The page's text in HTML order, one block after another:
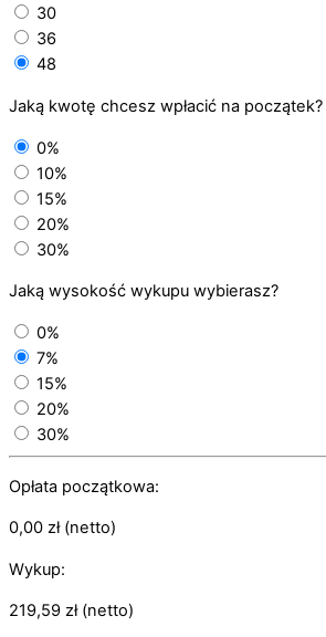
30
36
48
Jaką kwotę chcesz wpłacić na początek?
0%
10%
15%
20%
30%
Jaką wysokość wykupu wybierasz?
0%
7%
15%
20%
30%
Opłata początkowa:
0,00 zł(netto)
Wykup:
219,59 zł(netto)